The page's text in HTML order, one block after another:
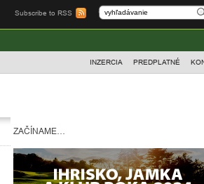
Subscribe to RSS
INZERCIA PREDPLATNÉ
ZAČÍNAME…